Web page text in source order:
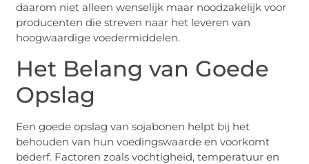
daarom niet alleen wenselijk maar noodzakelijk voor
producenten die streven naar het leveren van
hoogwaardige voedermiddelen.
Het Belang van Goede
Opslag
Een goede opslag van sojabonen helpt bij het
behouden van hun voedingswaarde en voorkomt
bederf. Factoren zoals vochtigheid, temperatuur en